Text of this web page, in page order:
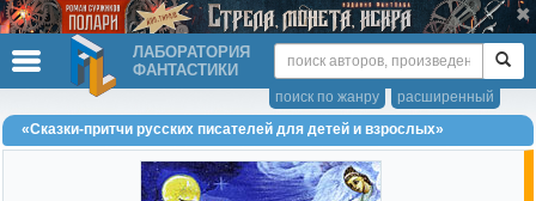
ЛАБОРАТОРИЯ
ФАНТАСТИКИ
расширенный
поиск по жанру
«Сказки-притчи русских писателей для детей и взрослых»